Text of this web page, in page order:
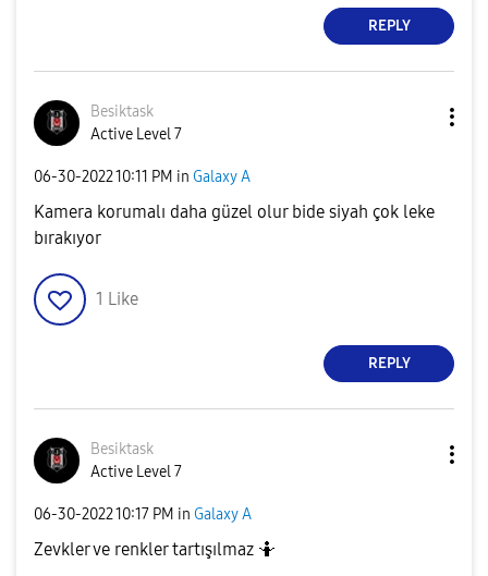
REPLY
Besiktask
Active Level 7
‎06-30-202210:11 PM in Galaxy A
Kamera korumalı daha güzel olur bide siyah çok leke
bırakıyor
1 Like
REPLY
Besiktask
Active Level 7
‎06-30-202210:17 PM in Galaxy A
Zevkler ve renkler tartışılmaz 🤷